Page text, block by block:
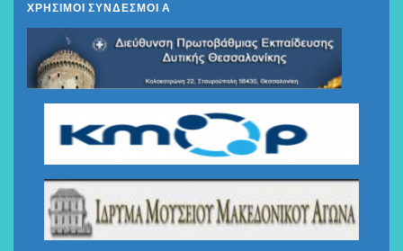
ΧΡΗΣΙΜΟΙ ΣΥΝΔΕΣΜΟΙ Α